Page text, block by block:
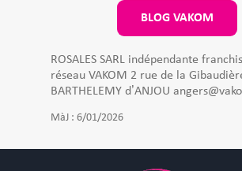
ROSALES SARL indépendante
réseau VAKOM 2 rue de la
BARTHELEMY d’ANJOU
MàJ : 6/01/2026
BLOG VAKOM